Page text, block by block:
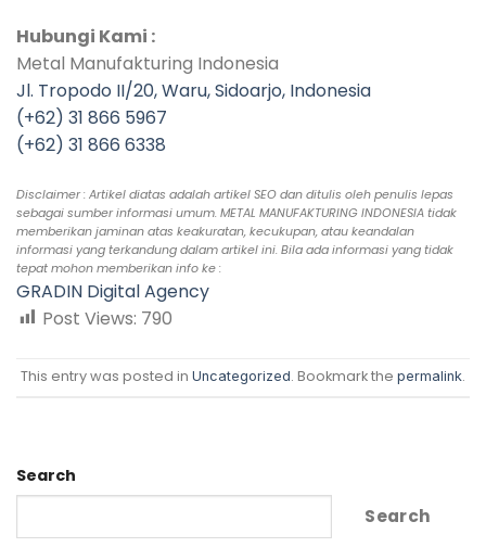
Hubungi Kami :
Metal Manufakturing Indonesia
Jl. Tropodo II/20, Waru, Sidoarjo, Indonesia
(+62) 31 866 5967
(+62) 31 866 6338
Disclaimer : Artikel diatas adalah artikel SEO dan ditulis oleh penulis lepas
sebagai sumber informasi umum. METAL MANUFAKTURING INDONESIA tidak
memberikan jaminan atas keakuratan, kecukupan, atau keandalan
informasi yang terkandung dalam artikel ini. Bila ada informasi yang tidak
tepat mohon memberikan info ke :
GRADIN Digital Agency
Post Views: 790
This entry was posted in Uncategorized. Bookmark the permalink.
Search
Search